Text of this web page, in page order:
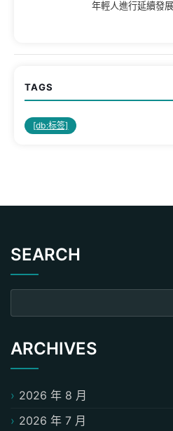
年輕人進行延續發展
TAGS
[db:标签]
SEARCH
搜尋關鍵字:
ARCHIVES
2026 年 8 月
2026 年 7 月